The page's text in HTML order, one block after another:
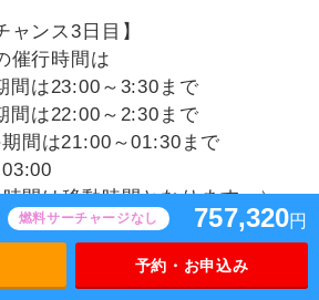
燃料サーチャージなし 757,320円
予約・お申込み
ャンス3日目】
催行時間は
間は23:00～3:30まで
間は22:00～2:30まで
間は21:00～01:30まで
間は移動時間となります。）
、当日予告なしに観賞時間が変
います。予めご了承ください。